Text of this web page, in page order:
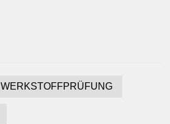
WERKSTOFFPRÜFUNG